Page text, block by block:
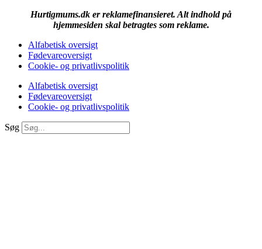
Hurtigmums.dk er reklamefinansieret. Alt indhold på
hjemmesiden skal betragtes som reklame.
Alfabetisk oversigt
Fødevareoversigt
Cookie- og privatlivspolitik
Alfabetisk oversigt
Fødevareoversigt
Cookie- og privatlivspolitik
Søg